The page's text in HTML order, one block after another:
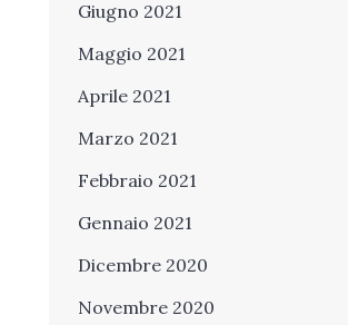
Giugno 2021
Maggio 2021
Aprile 2021
Marzo 2021
Febbraio 2021
Gennaio 2021
Dicembre 2020
Novembre 2020